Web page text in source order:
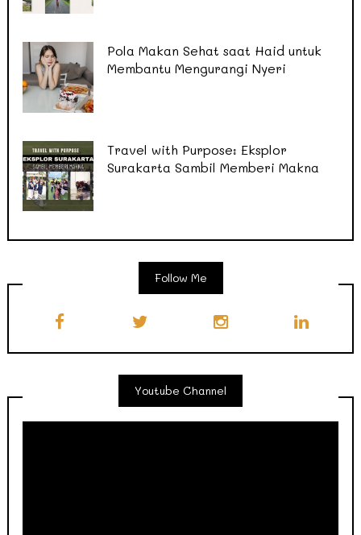
Pola Makan Sehat saat Haid untuk
Membantu Mengurangi Nyeri
Travel with Purpose: Eksplor
Surakarta Sambil Memberi Makna
Follow Me
Youtube Channel